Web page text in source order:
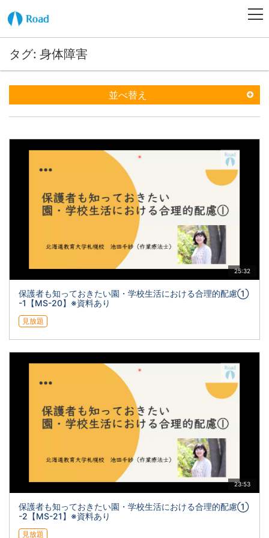
タグ: 身体障害
並べ替え
25:32
保護者も知っておきたい園・学校生活における合理的配慮①
-1【MS-20】※資料あり
見放題
23:53
保護者も知っておきたい園・学校生活における合理的配慮①
-2【MS-21】※資料あり
見放題